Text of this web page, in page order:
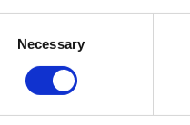
Necessary